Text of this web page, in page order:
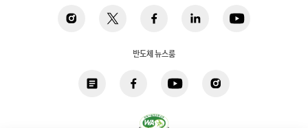
반도체 뉴스룸